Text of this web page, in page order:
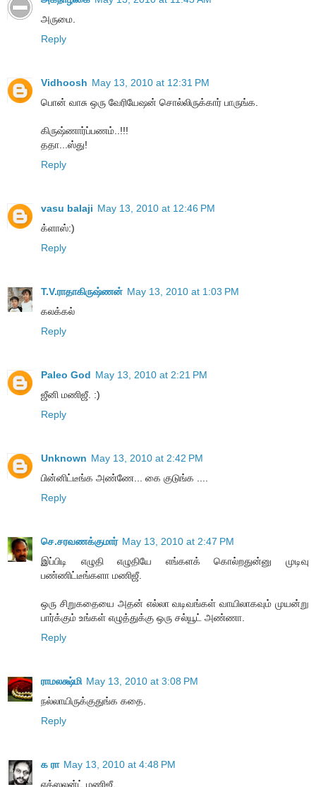
அருமை.
Reply
Vidhoosh May 13, 2010 at 12:31 PM
பொன் வாசு ஒரு வேரியேஷன் சொல்லிருக்கார் பாருங்க.
கிருஷ்ணார்ப்பணம்..!!!
ததா...ஸ்து!
Reply
vasu balaji May 13, 2010 at 12:46 PM
க்ளாஸ்:)
Reply
T.V.ராதாகிருஷ்ணன் May 13, 2010 at 1:03 PM
கலக்கல்
Reply
Paleo God May 13, 2010 at 2:21 PM
ஜீனி மணிஜீ. :)
Reply
Unknown May 13, 2010 at 2:42 PM
பின்னிட்டீங்க அண்ணே... கை குடுங்க ....
Reply
செ.சரவணக்குமார் May 13, 2010 at 2:47 PM
இப்பிடி எழுதி எழுதியே எங்களக் கொல்றதுன்னு முடிவு
பண்ணிட்டீங்களா மணிஜீ.
ஒரு சிறுகதையை அதன் எல்லா வடிவங்கள் வாயிலாகவும் முயன்று
பார்க்கும் உங்கள் எழுத்துக்கு ஒரு சல்யூட் அண்ணா.
Reply
ராமலக்ஷ்மி May 13, 2010 at 3:08 PM
நல்லாயிருக்குதுங்க கதை.
Reply
க ரா May 13, 2010 at 4:48 PM
எக்ஸலன்ட் மணிஜீ.